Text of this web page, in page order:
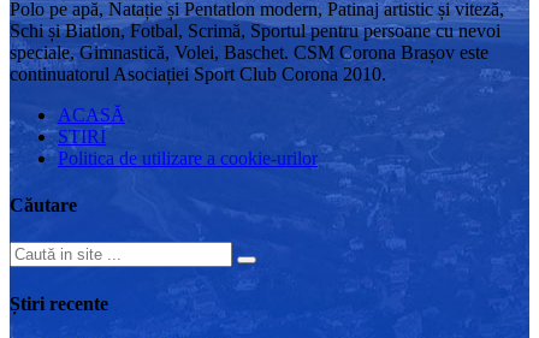
Polo pe apă, Natație și Pentatlon modern, Patinaj artistic și viteză,
Schi și Biatlon, Fotbal, Scrimă, Sportul pentru persoane cu nevoi
speciale, Gimnastică, Volei, Baschet. CSM Corona Brașov este
continuatorul Asociației Sport Club Corona 2010.
ACASĂ
STIRI
Politica de utilizare a cookie-urilor
Căutare
Știri recente